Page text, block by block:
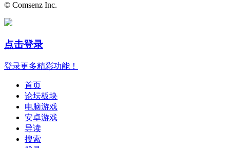
© Comsenz Inc.
点击登录
登录更多精彩功能！
首页
论坛板块
电脑游戏
安卓游戏
导读
搜索